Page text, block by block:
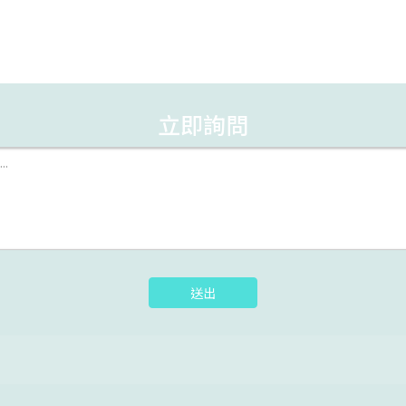
立即詢問
送出